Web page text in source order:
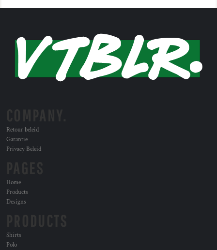
Retour beleid
Garantie
Privacy Beleid
Home
Products
Designs
Shirts
Polo